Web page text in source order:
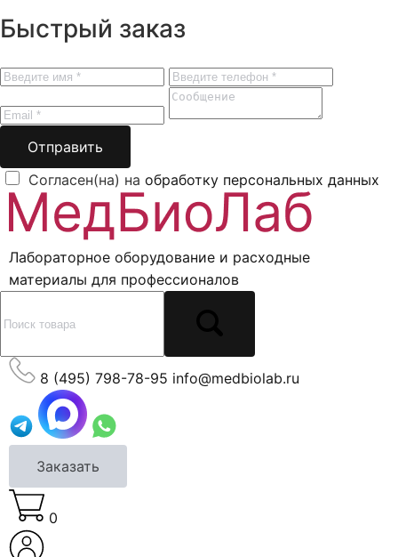
Быстрый заказ
Отправить
Согласен(на) на обработку персональных данных
Лабораторное оборудование и расходные
материалы для профессионалов
8 (495) 798-78-95 info@medbiolab.ru
Заказать
0